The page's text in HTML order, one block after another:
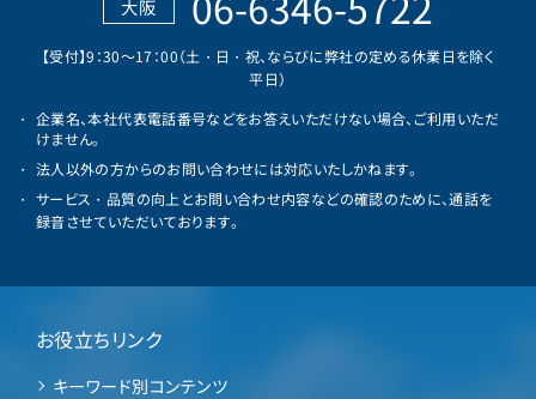
大阪
【受付】9：30～17：00（土・日・祝、ならびに弊社の定める休業日を除く
平日）
企業名、本社代表電話番号などをお答えいただけない場合、ご利用いただ
けません。
法人以外の方からのお問い合わせには対応いたしかねます。
サービス・品質の向上とお問い合わせ内容などの確認のために、通話を
録音させていただいております。
お役立ちリンク
キーワード別コンテンツ